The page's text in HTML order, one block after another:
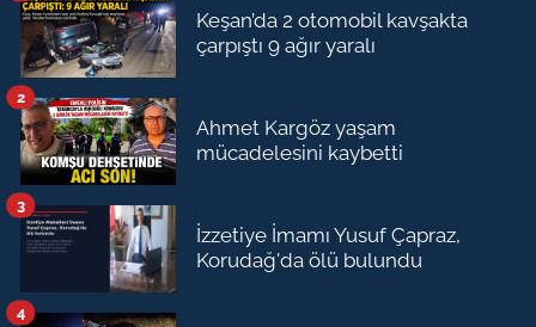
Keşan’da 2 otomobil kavşakta
çarpıştı 9 ağır yaralı
Ahmet Kargöz yaşam
mücadelesini kaybetti
2
İzzetiye İmamı Yusuf Çapraz,
Korudağ'da ölü bulundu
3
4